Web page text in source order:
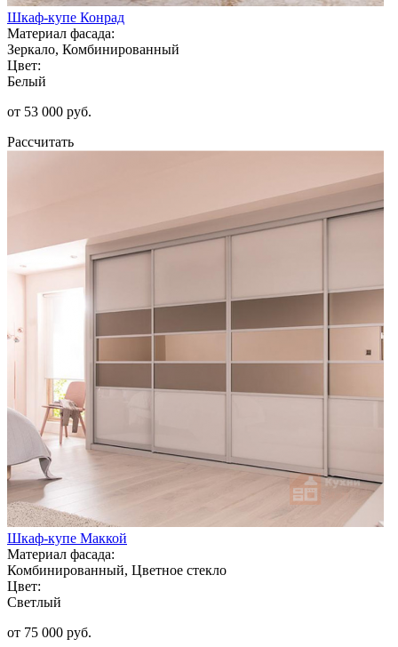
Шкаф-купе Конрад
Материал фасада:
Зеркало, Комбинированный
Цвет:
Белый
от 53 000 руб.
Рассчитать
Шкаф-купе Маккой
Материал фасада:
Комбинированный, Цветное стекло
Цвет:
Светлый
от 75 000 руб.